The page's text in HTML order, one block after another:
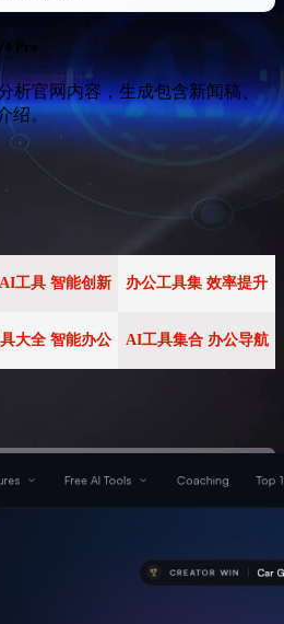
Pro
析官网内容，生成包含新闻稿、
绍。
工具 智能创新 办公工具集 效率提升
大全 智能办公 AI工具集合 办公导航